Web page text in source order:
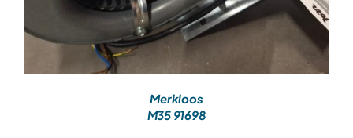
Merkloos
M35 91698